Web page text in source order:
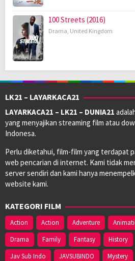
100 Streets (2016)
Drama, United Kingdom
LK21 – LAYARKACA21
LAYARKACA21 – LK21 – DUNIA21
yang menyajikan streaming film atau
Indonesa.
Perlu diketahui, film-film yang terdapat
web pencarian di internet. Kami tidak
server sendiri dan kami hanya
website kami.
KATEGORI FILM
Action Action Adventure
Drama
Family Fantasy History
Jav Sub Indo
JAVSUBINDO Mystery